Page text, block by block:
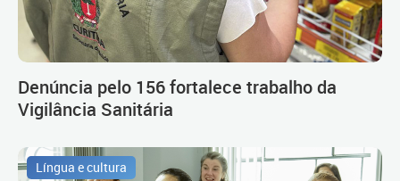
Denúncia pelo 156 fortalece trabalho da
Vigilância Sanitária
Língua e cultura